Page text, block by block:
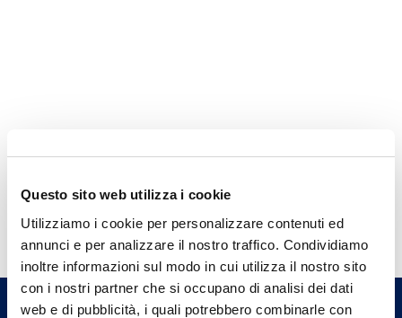
Questo sito web utilizza i cookie
Utilizziamo i cookie per personalizzare contenuti ed
annunci e per analizzare il nostro traffico. Condividiamo
inoltre informazioni sul modo in cui utilizza il nostro sito
con i nostri partner che si occupano di analisi dei dati
web e di pubblicità, i quali potrebbero combinarle con
Hai bisogno di
informazioni?
Trova l'Agenzia più vicina a te e parla con
un nostro Agente.